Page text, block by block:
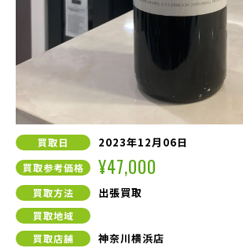
買取日 2023年12月06日
買取参考価格 ¥47,000
買取方法 出張買取
買取地域
買取店舗
神奈川横浜店